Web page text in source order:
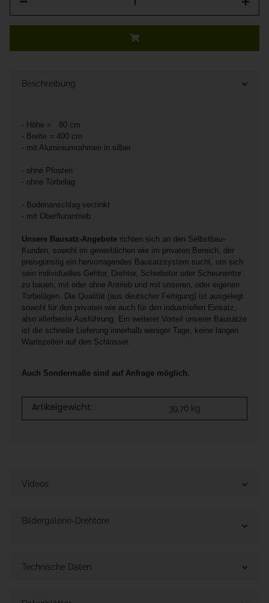
Beschreibung
- Höhe = 80 cm
- Breite = 400 cm
- mit Aluminiumrahmen in silber
- ohne Pfosten
- ohne Torbelag
- Bodenanschlag verzinkt
- mit Oberflurantrieb
Unsere Bausatz-Angebote richten sich an den Selbstbau-
Kunden, sowohl im gewerblichen wie im privaten Bereich, der
preisgünstig ein hervorragendes Bausatzsystem sucht, um sich
sein individuelles Gehtor, Drehtor, Schiebetor oder Scheunentor
zu bauen, mit oder ohne Antrieb und mit unseren, oder eigenen
Torbelägen. Die Qualität (aus deutscher Fertigung) ist ausgelegt
sowohl für den privaten wie auch für den industriellen Einsatz,
also allerbeste Ausführung. Ein weiterer Vorteil unserer Bausätze
ist die schnelle Lieferung innerhalb weniger Tage, keine langen
Wartezeiten auf den Schlosser.
Auch Sondermaße sind auf Anfrage möglich.
Artikelgewicht: 39,76 kg
Videos
Bildergalerie-Drehtore
Technische Daten